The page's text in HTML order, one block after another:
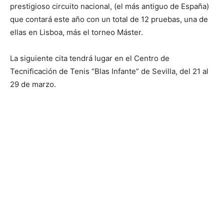
prestigioso circuito nacional, (el más antiguo de España)
que contará este año con un total de 12 pruebas, una de
ellas en Lisboa, más el torneo Máster.
La siguiente cita tendrá lugar en el Centro de
Tecnificación de Tenis “Blas Infante” de Sevilla, del 21 al
29 de marzo.